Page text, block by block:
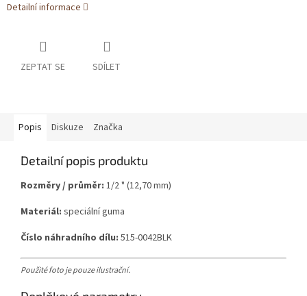
Detailní informace
ZEPTAT SE SDÍLET
Popis Diskuze Značka
Detailní popis produktu
Rozměry / průměr: 1/2 " (12,70 mm)
Materiál: speciální guma
Číslo náhradního dílu: 515-0042BLK
Použité foto je pouze ilustrační.